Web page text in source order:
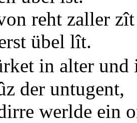
reht zaller zît
übel lît.
in alter und
der
werlde ein